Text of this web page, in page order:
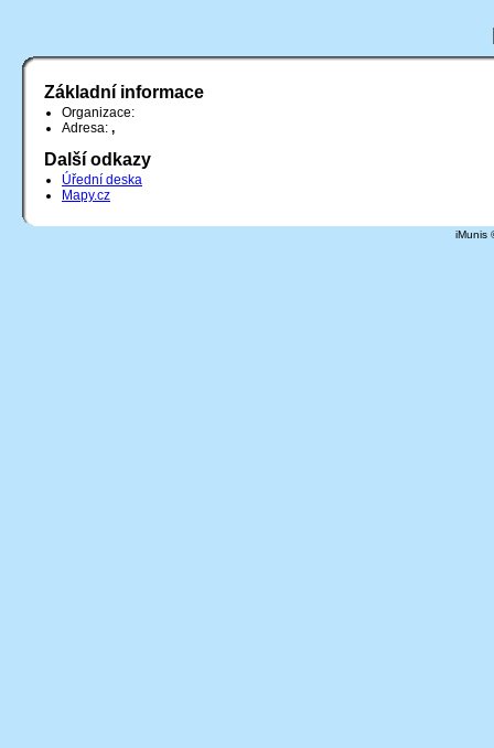
Základní informace
Organizace:
Adresa: ,
Další odkazy
Úřední deska
Mapy.cz
iMunis